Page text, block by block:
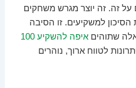
על זה. זה יוצר מגרש משחקים
למשקיעים. זו הסיבה
שתוהים
איפה להשקיע 100
לטווח ארוך, נוהרים